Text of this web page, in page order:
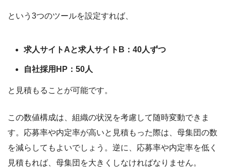
という3つのツールを設定すれば、
求人サイトAと求人サイトB：40人ずつ
自社採用HP：50人
と見積もることが可能です。
この数値構成は、組織の状況を考慮して随時変動できま
す。応募率や内定率が高いと見積もった際は、母集団の数
を減らしてもよいでしょう。逆に、応募率や内定率を低く
見積もれば、母集団を大きくしなければなりません。